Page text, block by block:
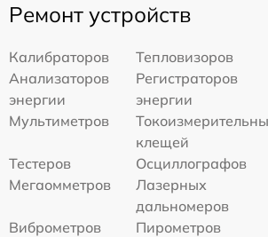
Ремонт устройств
Калибраторов
Тепловизоров
Анализаторов
энергии
Регистраторов
энергии
Мультиметров
клещей
Тестеров
Осциллографов
Мегаомметров
Лазерных
дальномеров
Виброметров
Пирометров